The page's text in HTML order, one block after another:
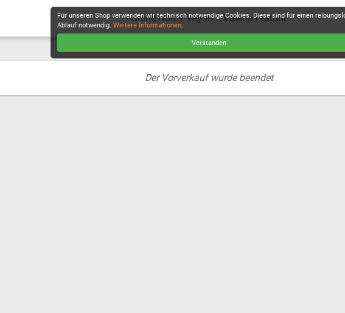
Shine Noir + Veyon + Valeria Frattini
Der Vorverkauf wurde beendet
Für unseren Shop verwenden wir technisch notwendige Cookies. Diese sind für einen
Ablauf notwendig. Weitere Informationen.
Verstanden